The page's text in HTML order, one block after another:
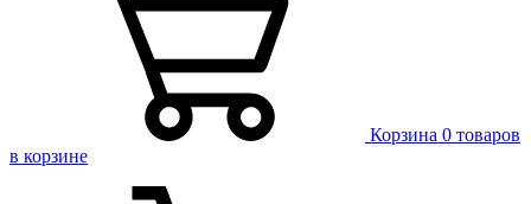
Корзина 0 товаров
в корзине